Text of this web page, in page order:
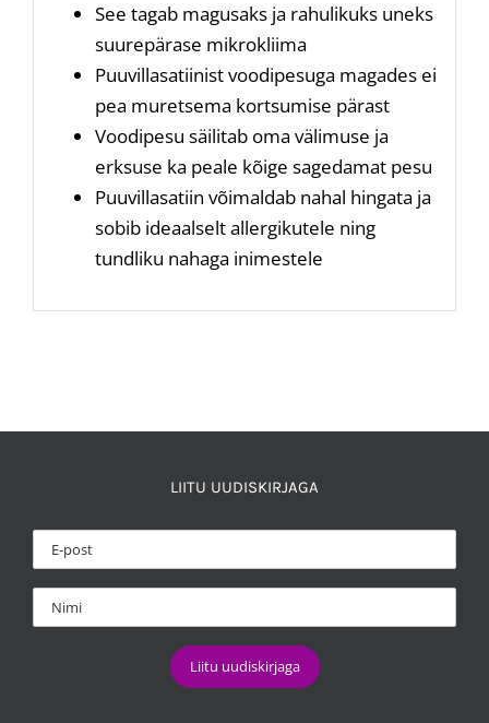
See tagab magusaks ja rahulikuks uneks
suurepärase mikrokliima
Puuvillasatiinist voodipesuga magades ei
pea muretsema kortsumise pärast
Voodipesu säilitab oma välimuse ja
erksuse ka peale kõige sagedamat pesu
Puuvillasatiin võimaldab nahal hingata ja
sobib ideaalselt allergikutele ning
tundliku nahaga inimestele
LIITU UUDISKIRJAGA